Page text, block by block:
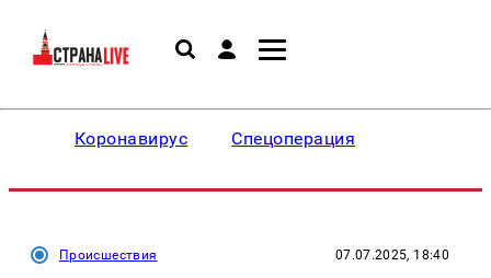
Коронавирус Спецоперация
Происшествия 07.07.2025, 18:40